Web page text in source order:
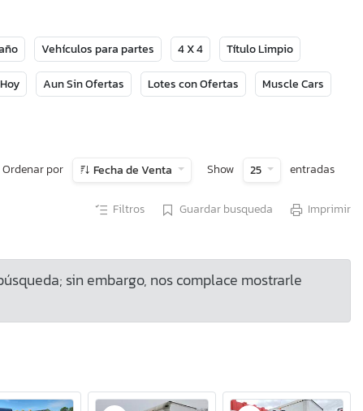
Vehículos para partes 4 X 4 Título Limpio
Aun Sin Ofertas Lotes con Ofertas Muscle Cars
Ordenar por Fecha de Venta Show 25 entradas
Filtros Guardar busqueda Imprimir
sin embargo, nos complace mostrarle